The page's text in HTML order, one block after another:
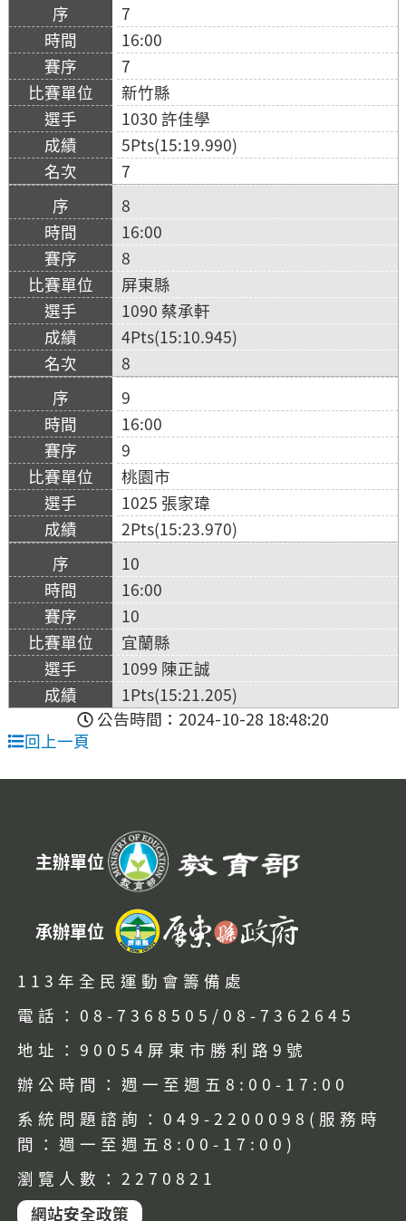
7
16:00
7
新竹縣
1030 許佳學
5Pts(15:19.990)
7
8
16:00
8
屏東縣
1090 蔡承軒
4Pts(15:10.945)
8
9
16:00
9
桃園市
1025 張家瑋
2Pts(15:23.970)
10
16:00
10
宜蘭縣
1099 陳正誠
1Pts(15:21.205)
公告時間：2024-10-28 18:48:20
回上一頁
主辦單位
承辦單位
113年全民運動會籌備處
電話：08-7368505/08-7362645
地址：90054屏東市勝利路9號
辦公時間：週一至週五8:00-17:00
系統問題諮詢：049-2200098(服務時
間：週一至週五8:00-17:00)
瀏覽人數：2270821